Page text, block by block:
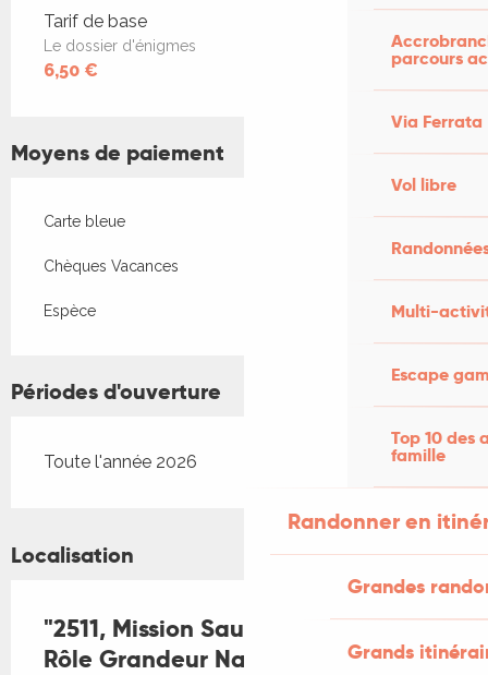
parcours
Via Ferrata
Vol libre
Multi-
Escape
Top 10 des
famille
Randonner en
Grandes
Grands
Tarifs 2026
Tarif de base
Le dossier d'énigmes
6,50 €
Moyens de paiement
Carte bleue
Chèques Vacances
Espèce
Périodes d'ouverture
Toute l'année 2026
Localisation
"2511, Mission Sauvetage" - Jeu de
Rôle Grandeur Nature Énigmes